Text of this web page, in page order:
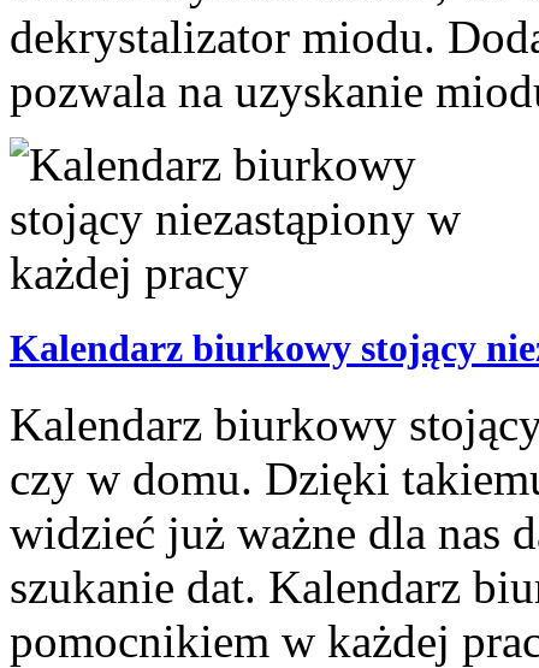
dekrystalizator miodu.
pozwala na uzyskanie
Kalendarz biurkowy stojący
Kalendarz biurkowy
czy w domu. Dzięki
widzieć już ważne dla nas
szukanie dat. Kalendarz
pomocnikiem w każdej